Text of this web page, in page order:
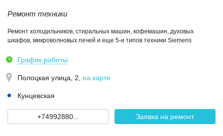
Ремонт техники
Ремонт холодильников, стиральных машин, кофемашин, духовых
шкафов, микроволновых печей и еще 5-и типов техники Siemens
График работы
Полоцкая улица, 2 на карте
Кунцевская
+74992880... Заявка на ремонт